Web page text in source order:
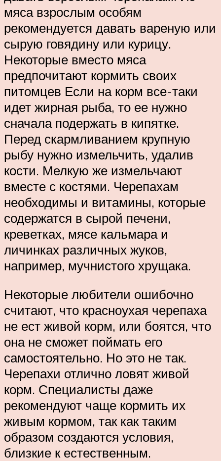
мяса взрослым особям
рекомендуется давать вареную или
сырую говядину или курицу.
Некоторые вместо мяса
предпочитают кормить своих
питомцев Если на корм все-таки
идет жирная рыба, то ее нужно
сначала подержать в кипятке.
Перед скармливанием крупную
рыбу нужно измельчить, удалив
кости. Мелкую же измельчают
вместе с костями. Черепахам
необходимы и витамины, которые
содержатся в сырой печени,
креветках, мясе кальмара и
личинках различных жуков,
например, мучнистого хрущака.
Некоторые любители ошибочно
считают, что красноухая черепаха
не ест живой корм, или боятся, что
она не сможет поймать его
самостоятельно. Но это не так.
Черепахи отлично ловят живой
корм. Специалисты даже
рекомендуют чаще кормить их
живым кормом, так как таким
образом создаются условия,
близкие к естественным.